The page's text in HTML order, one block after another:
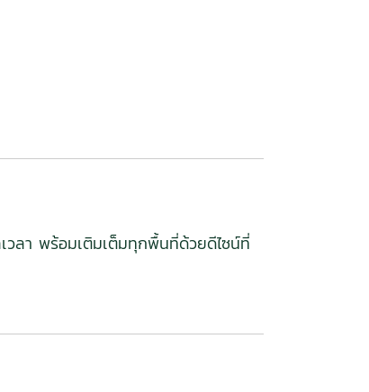
วลา พร้อมเติมเต็มทุกพื้นที่ด้วยดีไซน์ที่